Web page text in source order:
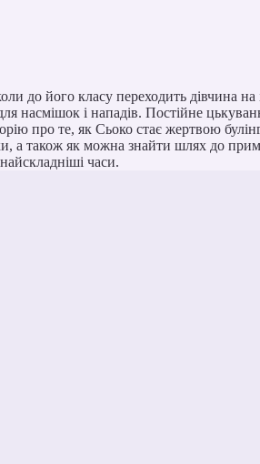
до його класу переходить дівчина
насмішок і нападів. Постійне
про те, як Сьоко стає жертвою
а також як можна знайти шлях до
часи.